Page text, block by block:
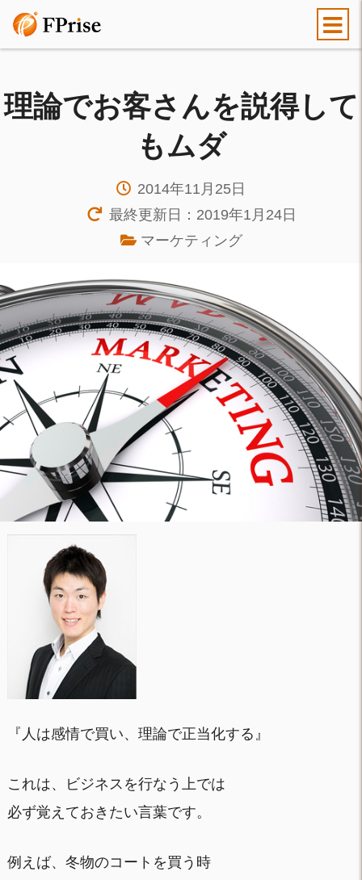
理論でお客さんを説得して
もムダ
2014年11月25日
最終更新日：2019年1月24日
マーケティング
『人は感情で買い、理論で正当化する』
これは、ビジネスを行なう上では
必ず覚えておきたい言葉です。
例えば、冬物のコートを買う時